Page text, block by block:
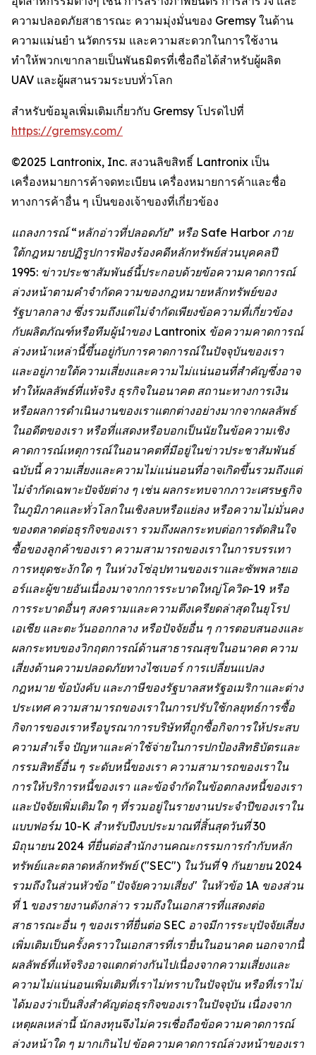
ความปลอดภัยสาธารณะ ความมุ่งมั่นของ Gremsy ในด้าน
ความแม่นยำ นวัตกรรม และความสะดวกในการใช้งาน
ทำให้พวกเขากลายเป็นพันธมิตรที่เชื่อถือได้สำหรับผู้ผลิต
UAV และผู้ผสานรวมระบบทั่วโลก
สำหรับข้อมูลเพิ่มเติมเกี่ยวกับ Gremsy โปรดไปที่
https://gremsy.com/
©2025 Lantronix, Inc. สงวนลิขสิทธิ์ Lantronix เป็น
เครื่องหมายการค้าจดทะเบียน เครื่องหมายการค้าและชื่อ
ทางการค้าอื่น ๆ เป็นของเจ้าของที่เกี่ยวข้อง
แถลงการณ์ “หลักอ่าวที่ปลอดภัย” หรือ Safe Harbor ภาย
ใต้กฎหมายปฏิรูปการฟ้องร้องคดีหลักทรัพย์ส่วนบุคคลปี
1995: ข่าวประชาสัมพันธ์นี้ประกอบด้วยข้อความคาดการณ์
ล่วงหน้าตามคำจำกัดความของกฎหมายหลักทรัพย์ของ
รัฐบาลกลาง ซึ่งรวมถึงแต่ไม่จำกัดเพียงข้อความที่เกี่ยวข้อง
กับผลิตภัณฑ์หรือทีมผู้นำของ Lantronix ข้อความคาดการณ์
ล่วงหน้าเหล่านี้ขึ้นอยู่กับการคาดการณ์ในปัจจุบันของเรา
และอยู่ภายใต้ความเสี่ยงและความไม่แน่นอนที่สำคัญซึ่งอาจ
ทำให้ผลลัพธ์ที่แท้จริง ธุรกิจในอนาคต สถานะทางการเงิน
หรือผลการดำเนินงานของเราแตกต่างอย่างมากจากผลลัพธ์
ในอดีตของเรา หรือที่แสดงหรือบอกเป็นนัยในข้อความเชิง
คาดการณ์เหตุการณ์ในอนาคตที่มีอยู่ในข่าวประชาสัมพันธ์
ฉบับนี้ ความเสี่ยงและความไม่แน่นอนที่อาจเกิดขึ้นรวมถึงแต่
ไม่จำกัดเฉพาะปัจจัยต่าง ๆ เช่น ผลกระทบจากภาวะเศรษฐกิจ
ในภูมิภาคและทั่วโลกในเชิงลบหรือแย่ลง หรือความไม่มั่นคง
ของตลาดต่อธุรกิจของเรา รวมถึงผลกระทบต่อการตัดสินใจ
ซื้อของลูกค้าของเรา ความสามารถของเราในการบรรเทา
การหยุดชะงักใด ๆ ในห่วงโซ่อุปทานของเราและซัพพลายเอ
อร์และผู้ขายอันเนื่องมาจากการระบาดใหญ่โควิด-19 หรือ
การระบาดอื่นๆ สงครามและความตึงเครียดล่าสุดในยุโรป
เอเชีย และตะวันออกกลาง หรือปัจจัยอื่น ๆ การตอบสนองและ
ผลกระทบของวิกฤตการณ์ด้านสาธารณสุขในอนาคต ความ
เสี่ยงด้านความปลอดภัยทางไซเบอร์ การเปลี่ยนแปลง
กฎหมาย ข้อบังคับ และภาษีของรัฐบาลสหรัฐอเมริกาและต่าง
ประเทศ ความสามารถของเราในการปรับใช้กลยุทธ์การซื้อ
กิจการของเราหรือบูรณาการบริษัทที่ถูกซื้อกิจการให้ประสบ
ความสำเร็จ ปัญหาและค่าใช้จ่ายในการปกป้องสิทธิบัตรและ
กรรมสิทธิ์อื่น ๆ ระดับหนี้ของเรา ความสามารถของเราใน
การให้บริการหนี้ของเรา และข้อจำกัดในข้อตกลงหนี้ของเรา
และปัจจัยเพิ่มเติมใด ๆ ที่รวมอยู่ในรายงานประจำปีของเราใน
แบบฟอร์ม 10-K สำหรับปีงบประมาณที่สิ้นสุดวันที่ 30
มิถุนายน 2024 ที่ยื่นต่อสำนักงานคณะกรรมการกำกับหลัก
ทรัพย์และตลาดหลักทรัพย์ ("SEC") ในวันที่ 9 กันยายน 2024
รวมถึงในส่วนหัวข้อ "ปัจจัยความเสี่ยง" ในหัวข้อ 1A ของส่วน
ที่ 1 ของรายงานดังกล่าว รวมถึงในเอกสารที่แสดงต่อ
สาธารณะอื่น ๆ ของเราที่ยื่นต่อ SEC อาจมีการระบุปัจจัยเสี่ยง
เพิ่มเติมเป็นครั้งคราวในเอกสารที่เรายื่นในอนาคต นอกจากนี้
ผลลัพธ์ที่แท้จริงอาจแตกต่างกันไปเนื่องจากความเสี่ยงและ
ความไม่แน่นอนเพิ่มเติมที่เราไม่ทราบในปัจจุบัน หรือที่เราไม่
ได้มองว่าเป็นสิ่งสำคัญต่อธุรกิจของเราในปัจจุบัน เนื่องจาก
เหตุผลเหล่านี้ นักลงทุนจึงไม่ควรเชื่อถือข้อความคาดการณ์
ล่วงหน้าใด ๆ มากเกินไป ข้อความคาดการณ์ล่วงหน้าของเรา